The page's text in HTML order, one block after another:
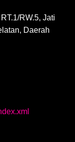
RW.5, Jati
Daerah